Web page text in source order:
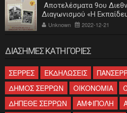
Αποτελέσματα 9ου
Διαγωνισμού «Η
ελληνισμού»
Unknown 2022-12-21
ΔΙΑΣΗΜΕΣ ΚΑΤΗΓΟΡΙΕΣ
ΣΕΡΡΕΣ ΕΚΔΗΛΩΣΕΙΣ
ΔΗΜΟΣ ΣΕΡΡΩΝ
ΟΙΚΟΝΟΜΙΑ
ΔΗΠΕΘΕ ΣΕΡΡΩΝ
ΑΜΦΙΠΟΛΗ